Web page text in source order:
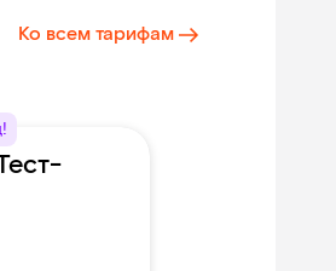
Ко всем тарифам